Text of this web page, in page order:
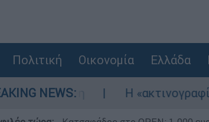
Πολιτική Οικονομία Ελλάδα
NEWS: Η «ακτινογραφία»